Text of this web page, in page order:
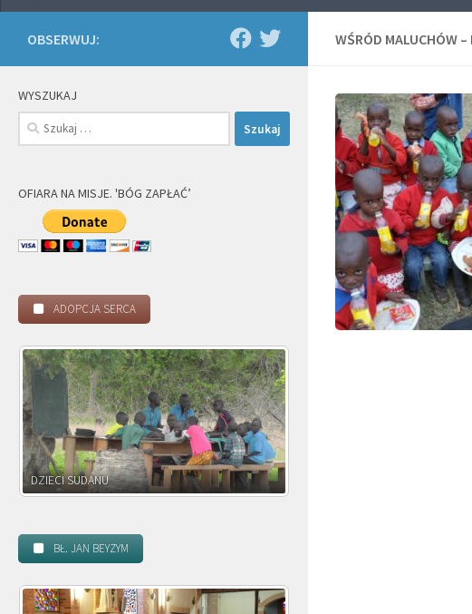
WŚRÓD MALUCHÓW –
OBSERWUJ:
WYSZUKAJ
Szukaj:
OFIARA NA MISJE. 'BÓG ZAPŁAĆ’
ADOPCJA SERCA
DZIECI ZAMBII
BŁ. JAN BEYZYM